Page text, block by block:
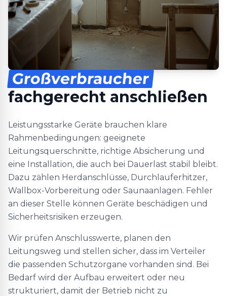
Großverbraucher
fachgerecht anschließen
Leistungsstarke Geräte brauchen klare
Rahmenbedingungen: geeignete
Leitungsquerschnitte, richtige Absicherung und
eine Installation, die auch bei Dauerlast stabil bleibt.
Dazu zählen Herdanschlüsse, Durchlauferhitzer,
Wallbox-Vorbereitung oder Saunaanlagen. Fehler
an dieser Stelle können Geräte beschädigen und
Sicherheitsrisiken erzeugen.
Wir prüfen Anschlusswerte, planen den
Leitungsweg und stellen sicher, dass im Verteiler
die passenden Schutzorgane vorhanden sind. Bei
Bedarf wird der Aufbau erweitert oder neu
strukturiert, damit der Betrieb nicht zu